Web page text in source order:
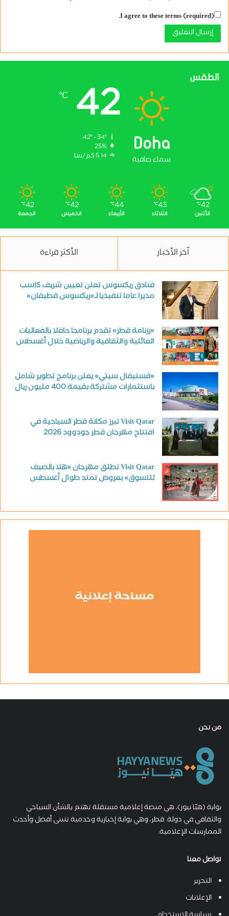
I agree to these terms (required).
الطقس
Doha
سماء صافية
42
℃
25%
5.14 كم/سا
42
℃
الأثنين
43
℃
الثلاثاء
44
℃
الأربعاء
42
℃
الخميس
42
℃
الجمعة
آخر الأخبار الأكثر قراءة
فنادق ريكسوس تعلن تعيين شريف كاسب
مديرا عاما تنفيذيا لـ«ريكسوس قطيفان»
«رزنامة قطر» تقدم برنامجا حافلا بالفعاليات
العائلية والثقافية والرياضية خلال أغسطس
«فستيفال سيتي» يعلن برنامج تطوير شامل
باستثمارات مشتركة بقيمة 400 مليون ريال
Visit Qatar تبرز مكانة قطر السياحية في
افتتاح مهرجان قطر جودوود 2026
Visit Qatar تطلق مهرجان «هلا بالصيف
للتسوق» بعروض تمتد طوال أغسطس
من نحن
بوابة (هيّا نيوز)، هي منصة إعلامية مستقلة تهتم بالشأن السياحي
والثقافي في دولة قطر، وهي بوابة إخبارية وخدمية تتبنى أفضل وأحدث
الممارسات الإعلامية.
تواصل معنا
التحرير
الإعلانات